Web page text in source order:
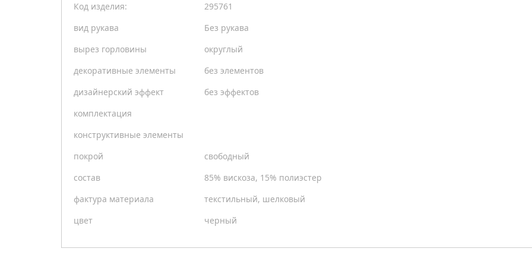
Код изделия:
295761
вид рукава
Без рукава
вырез горловины
округлый
декоративные элементы
без элементов
дизайнерский эффект
без эффектов
комплектация
конструктивные элементы
покрой
свободный
состав
85% вискоза, 15% полиэстер
фактура материала
текстильный, шелковый
цвет
черный